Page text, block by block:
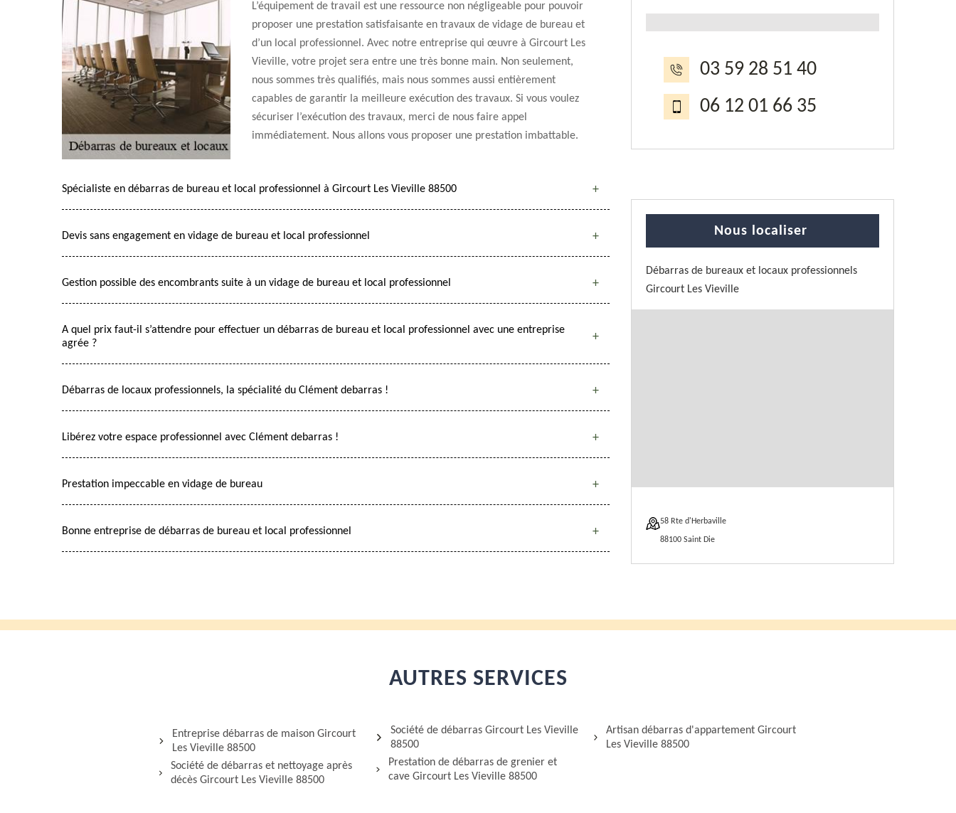
L’équipement de travail est une ressource non négligeable pour pouvoir
proposer une prestation satisfaisante en travaux de vidage de bureau et
d’un local professionnel. Avec notre entreprise qui œuvre à Gircourt Les
Vieville, votre projet sera entre une très bonne main. Non seulement,
nous sommes très qualifiés, mais nous sommes aussi entièrement
capables de garantir la meilleure exécution des travaux. Si vous voulez
sécuriser l’exécution des travaux, merci de nous faire appel
immédiatement. Nous allons vous proposer une prestation imbattable.
Spécialiste en débarras de bureau et local professionnel à Gircourt Les Vieville 88500
Devis sans engagement en vidage de bureau et local professionnel
Gestion possible des encombrants suite à un vidage de bureau et local professionnel
A quel prix faut-il s’attendre pour effectuer un débarras de bureau et local professionnel avec une entreprise
agrée ?
Débarras de locaux professionnels, la spécialité du Clément debarras !
Libérez votre espace professionnel avec Clément debarras !
Prestation impeccable en vidage de bureau
Bonne entreprise de débarras de bureau et local professionnel
03 59 28 51 40
06 12 01 66 35
Nous localiser
Débarras de bureaux et locaux professionnels
Gircourt Les Vieville
58 Rte d'Herbaville
88100 Saint Die
AUTRES SERVICES
Entreprise débarras de maison Gircourt
Les Vieville 88500
Société de débarras et nettoyage après
décès Gircourt Les Vieville 88500
Société de débarras Gircourt Les Vieville
88500
Prestation de débarras de grenier et
cave Gircourt Les Vieville 88500
Artisan débarras d'appartement Gircourt
Les Vieville 88500